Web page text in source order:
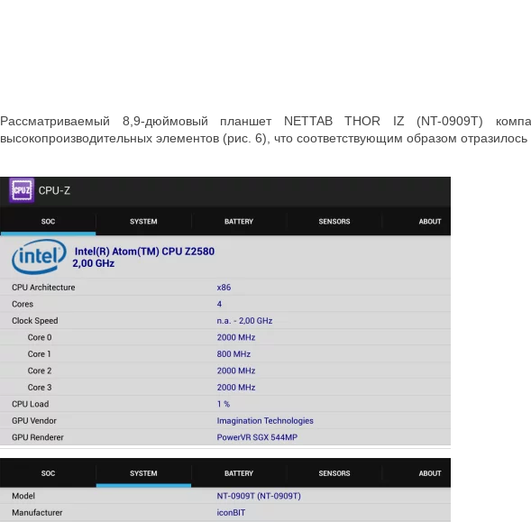
Рассматриваемый 8,9-дюймовый планшет NETTAB THOR IZ (NT-0909T)
высокопроизводительных элементов (рис. 6), что соответствующим образом